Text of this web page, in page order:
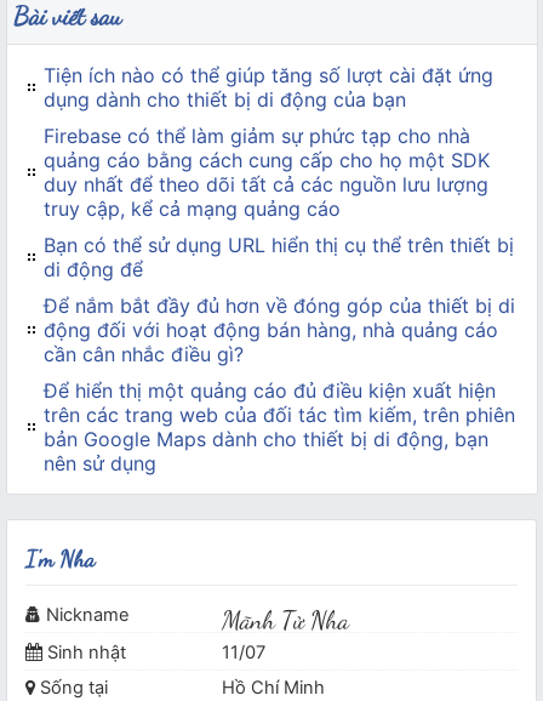
Bài viết sau
Tiện ích nào có thể giúp tăng số lượt cài đặt ứng
dụng dành cho thiết bị di động của bạn
Firebase có thể làm giảm sự phức tạp cho nhà
quảng cáo bằng cách cung cấp cho họ một SDK
duy nhất để theo dõi tất cả các nguồn lưu lượng
truy cập, kể cả mạng quảng cáo
Bạn có thể sử dụng URL hiển thị cụ thể trên thiết bị
di động để
Để nắm bắt đầy đủ hơn về đóng góp của thiết bị di
động đối với hoạt động bán hàng, nhà quảng cáo
cần cân nhắc điều gì?
Để hiển thị một quảng cáo đủ điều kiện xuất hiện
trên các trang web của đối tác tìm kiếm, trên phiên
bản Google Maps dành cho thiết bị di động, bạn
nên sử dụng
I'm Nha
Nickname Mãnh Tử Nha
Sinh nhật
11/07
Sống tại
Hồ Chí Minh